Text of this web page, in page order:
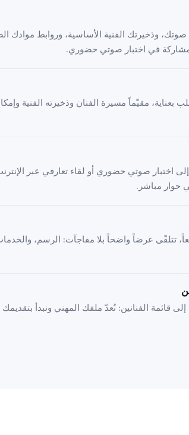
وذخيرتك الفنية الأساسية، وروابط موادك
في اختبار صوتي حضوري.
مقيّماً مسيرة الفنان وذخيرته الفنية
اختبار صوتي حضوري أو لقاء تعارفي عبر
حوار مباشر.
تتلقّى عرضاً واضحاً بلا مفاجآت: الرسم،
قائمة الفنانين: نُعدّ ملفك المهني ونبدأ